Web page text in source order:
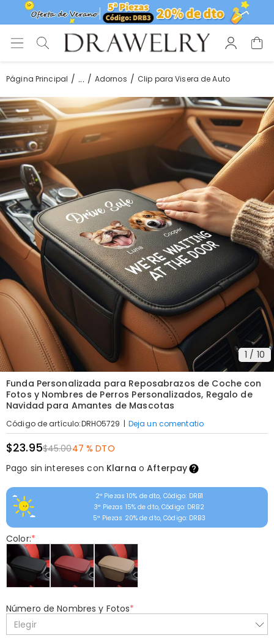
Página Principal ... Adornos Clip para Visera de Auto
1 / 10
Funda Personalizada para Reposabrazos de Coche con
Fotos y Nombres de Perros Personalizados, Regalo de
Navidad para Amantes de Mascotas
Código de artículo:DRHO5729 | Deja un comentatio
$23.95$45.0047 % DTO
Pago sin intereses con Klarna oAfterpay
2ª Piezas 10% de dto, Código: DRB1
3ª Piezas 15% de dto, Código: DRB2
5ª Piezas 20% de dto, Código: DRB3
Color:*
Número de Nombres y Fotos*
Elegir